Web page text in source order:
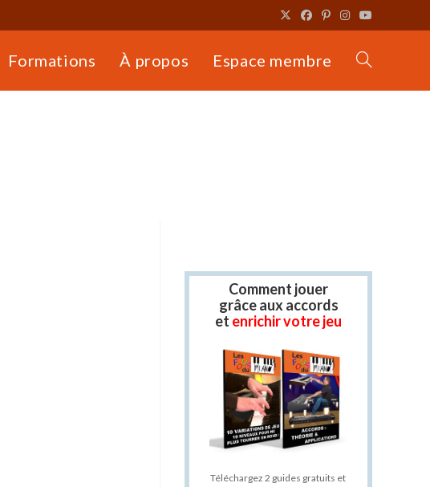
Formations À propos Espace membre Toggle
Comment jouer
grâce aux accords
et enrichir votre jeu
Téléchargez 2 guides gratuits et